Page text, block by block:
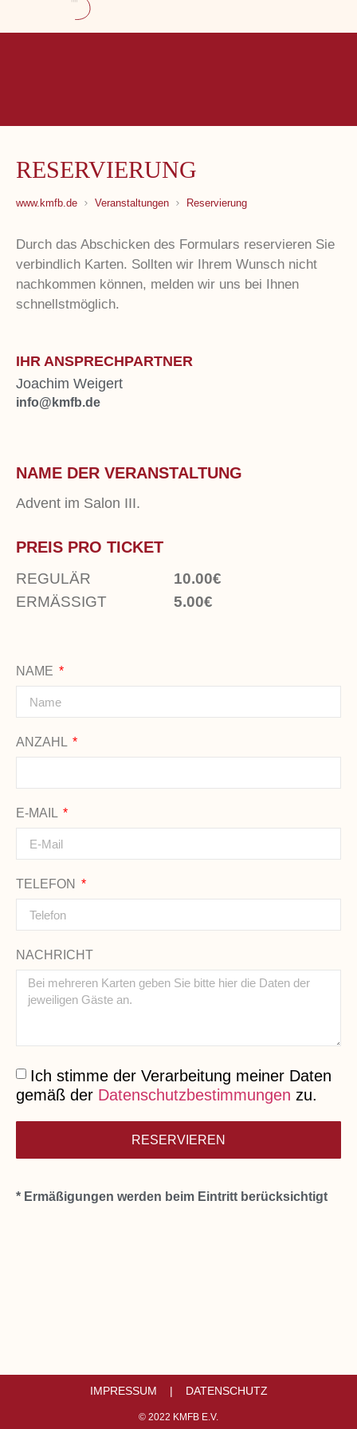
RESERVIERUNG
www.kmfb.de Veranstaltungen Reservierung
Durch das Abschicken des Formulars reservieren Sie
verbindlich Karten. Sollten wir Ihrem Wunsch nicht
nachkommen können, melden wir uns bei Ihnen
schnellstmöglich.
IHR ANSPRECHPARTNER
Joachim Weigert
info@kmfb.de
NAME DER VERANSTALTUNG
Advent im Salon III.
PREIS PRO TICKET
REGULÄR
10.00€
ERMÄSSIGT
5.00€
NAME
ANZAHL
E-MAIL
TELEFON
NACHRICHT
Ich stimme der Verarbeitung meiner Daten
gemäß der Datenschutzbestimmungen zu.
RESERVIEREN
* Ermäßigungen werden beim Eintritt berücksichtigt
IMPRESSUM | DATENSCHUTZ
© 2022 KMFB E.V.